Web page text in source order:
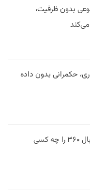
بدون ظرفیت،
حکمرانی بدون داده
فیلتر در وقت اضافه؛ فوتبال ۳۶۰ را چه کسی